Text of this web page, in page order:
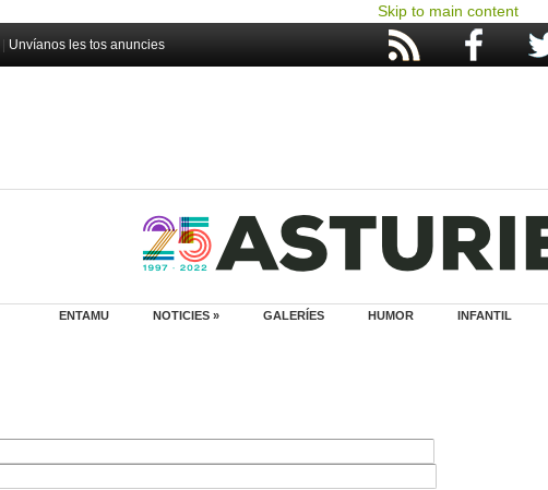
Skip to main content
Unvíanos les tos anuncies
ENTAMU NOTICIES » GALERÍES HUMOR INFANTIL